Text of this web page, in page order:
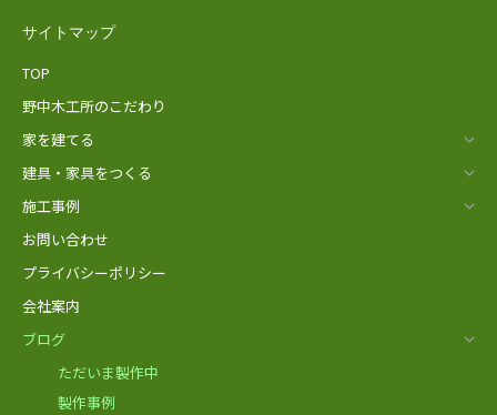
サイトマップ
TOP
野中木工所のこだわり
家を建てる
建具・家具をつくる
施工事例
お問い合わせ
プライバシーポリシー
会社案内
ブログ
ただいま製作中
製作事例